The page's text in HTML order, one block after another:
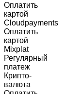
Оплатить
картой
Cloudpayments
Оплатить
картой
Mixplat
Регулярный
платеж
Крипто-
валюта